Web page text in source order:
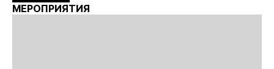
МЕРОПРИЯТИЯ